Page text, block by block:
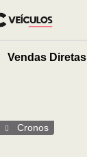
Vendas Diretas
Cronos